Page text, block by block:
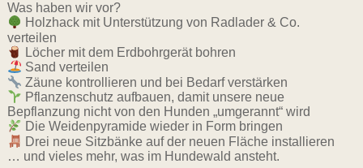
Was haben wir vor?
Holzhack mit Unterstützung von Radlader & Co.
verteilen
Löcher mit dem Erdbohrgerät bohren
Sand verteilen
Zäune kontrollieren und bei Bedarf verstärken
Pflanzenschutz aufbauen, damit unsere neue
Bepflanzung nicht von den Hunden „umgerannt“ wird
Die Weidenpyramide wieder in Form bringen
Drei neue Sitzbänke auf der neuen Fläche installieren
… und vieles mehr, was im Hundewald ansteht.